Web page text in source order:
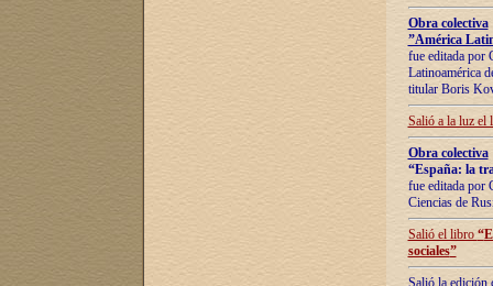
Obra colectiva
”América
fue editada por
Latinoamérica
titular Boris
Salió a la luz el
Obra colectiva
“España: la
fue editada por
Ciencias de
Salió el libro “
sociales”
Salió la edición